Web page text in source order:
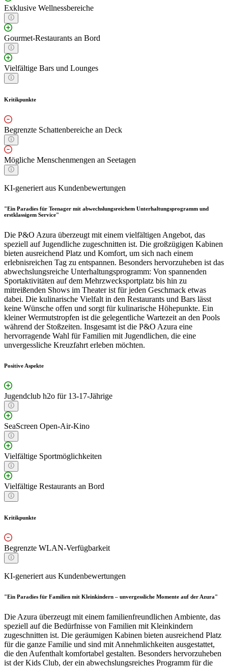
Exklusive Wellnessbereiche
Gourmet-Restaurants an Bord
Vielfältige Bars und Lounges
Kritikpunkte
Begrenzte Schattenbereiche an Deck
Mögliche Menschenmengen an Seetagen
KI-generiert aus Kundenbewertungen
"Ein Paradies für Teenager mit abwechslungsreichem Unterhaltungsprogramm und
erstklassigem Service"
Die P&O Azura überzeugt mit einem vielfältigen Angebot, das
speziell auf Jugendliche zugeschnitten ist. Die großzügigen Kabinen
bieten ausreichend Platz und Komfort, um sich nach einem
erlebnisreichen Tag zu entspannen. Besonders hervorzuheben ist das
abwechslungsreiche Unterhaltungsprogramm: Von spannenden
Sportaktivitäten auf dem Mehrzwecksportplatz bis hin zu
mitreißenden Shows im Theater ist für jeden Geschmack etwas
dabei. Die kulinarische Vielfalt in den Restaurants und Bars lässt
keine Wünsche offen und sorgt für kulinarische Höhepunkte. Ein
kleiner Wermutstropfen ist die gelegentliche Wartezeit an den Pools
während der Stoßzeiten. Insgesamt ist die P&O Azura eine
hervorragende Wahl für Familien mit Jugendlichen, die eine
unvergessliche Kreuzfahrt erleben möchten.
Positive Aspekte
Jugendclub h2o für 13-17-Jährige
SeaScreen Open-Air-Kino
Vielfältige Sportmöglichkeiten
Vielfältige Restaurants an Bord
Kritikpunkte
Begrenzte WLAN-Verfügbarkeit
KI-generiert aus Kundenbewertungen
"Ein Paradies für Familien mit Kleinkindern – unvergessliche Momente auf der Azura"
Die Azura überzeugt mit einem familienfreundlichen Ambiente, das
speziell auf die Bedürfnisse von Familien mit Kleinkindern
zugeschnitten ist. Die geräumigen Kabinen bieten ausreichend Platz
für die ganze Familie und sind mit Annehmlichkeiten ausgestattet,
die den Aufenthalt komfortabel gestalten. Besonders hervorzuheben
ist der Kids Club, der ein abwechslungsreiches Programm für die